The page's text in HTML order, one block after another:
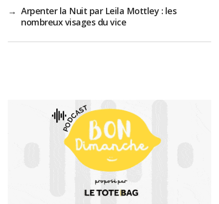
→ Arpenter la Nuit par Leila Mottley : les
nombreux visages du vice